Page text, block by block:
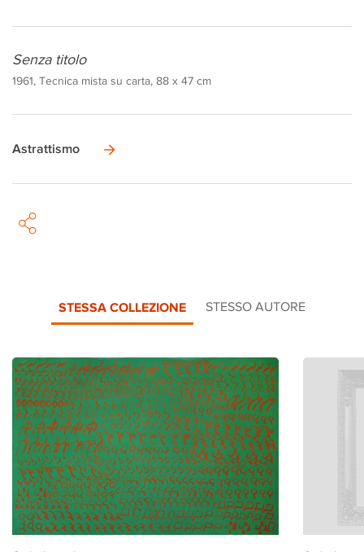
Senza titolo
1961, Tecnica mista su carta, 88 x 47 cm
Astrattismo
STESSA COLLEZIONE STESSO AUTORE